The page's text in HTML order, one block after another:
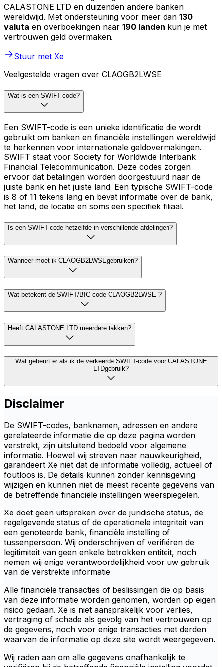
CALASTONE LTD en duizenden andere banken
wereldwijd. Met ondersteuning voor meer dan 130
valuta en overboekingen naar 190 landen kun je met
vertrouwen geld overmaken.
Stuur met Xe
Veelgestelde vragen over CLAOGB2LWSE
Wat is een SWIFT-code?
Een SWIFT-code is een unieke identificatie die wordt
gebruikt om banken en financiële instellingen wereldwijd
te herkennen voor internationale geldovermakingen.
SWIFT staat voor Society for Worldwide Interbank
Financial Telecommunication. Deze codes zorgen
ervoor dat betalingen worden doorgestuurd naar de
juiste bank en het juiste land. Een typische SWIFT-code
is 8 of 11 tekens lang en bevat informatie over de bank,
het land, de locatie en soms een specifiek filiaal.
Is een SWIFT-code hetzelfde in verschillende afdelingen?
Wanneer moet ik CLAOGB2LWSEgebruiken?
Wat betekent de SWIFT/BIC-code CLAOGB2LWSE ?
Heeft CALASTONE LTD meerdere takken?
Wat gebeurt er als ik de verkeerde SWIFT-code voor CALASTONE
LTDgebruik?
Disclaimer
De SWIFT-codes, banknamen, adressen en andere
gerelateerde informatie die op deze pagina worden
verstrekt, zijn uitsluitend bedoeld voor algemene
informatie. Hoewel wij streven naar nauwkeurigheid,
garandeert Xe niet dat de informatie volledig, actueel of
foutloos is. De details kunnen zonder kennisgeving
wijzigen en kunnen niet de meest recente gegevens van
de betreffende financiële instellingen weerspiegelen.
Xe doet geen uitspraken over de juridische status, de
regelgevende status of de operationele integriteit van
een genoteerde bank, financiële instelling of
tussenpersoon. Wij onderschrijven of verifiëren de
legitimiteit van geen enkele betrokken entiteit, noch
nemen wij enige verantwoordelijkheid voor uw gebruik
van de verstrekte informatie.
Alle financiële transacties of beslissingen die op basis
van deze informatie worden genomen, worden op eigen
risico gedaan. Xe is niet aansprakelijk voor verlies,
vertraging of schade als gevolg van het vertrouwen op
de gegevens, noch voor enige transacties met derden
waarvan de informatie op deze site wordt weergegeven.
Wij raden aan om alle gegevens onafhankelijk te